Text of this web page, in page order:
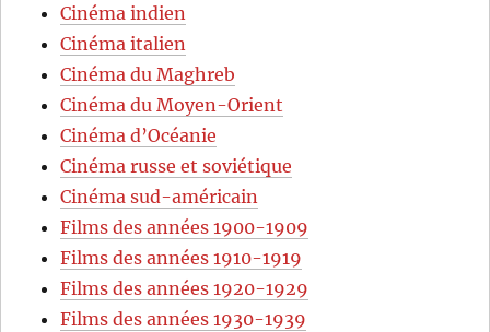
Cinéma indien
Cinéma italien
Cinéma du Maghreb
Cinéma du Moyen-Orient
Cinéma d’Océanie
Cinéma russe et soviétique
Cinéma sud-américain
Films des années 1900-1909
Films des années 1910-1919
Films des années 1920-1929
Films des années 1930-1939